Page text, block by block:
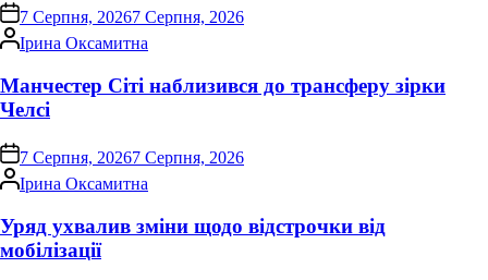
on 7 Серпня, 20267 Серпня, 2026
Опубліковано
Ірина Оксамитна
Манчестер Сіті наблизився до трансферу зірки
Челсі
on 7 Серпня, 20267 Серпня, 2026
Опубліковано
Ірина Оксамитна
Уряд ухвалив зміни щодо відстрочки від
мобілізації